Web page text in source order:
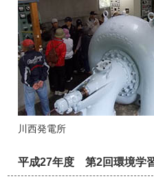
川西発電所
平成27年度 第2回環境学